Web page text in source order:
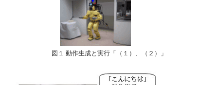
図１ 動作生成と実行「（１）、（２）」